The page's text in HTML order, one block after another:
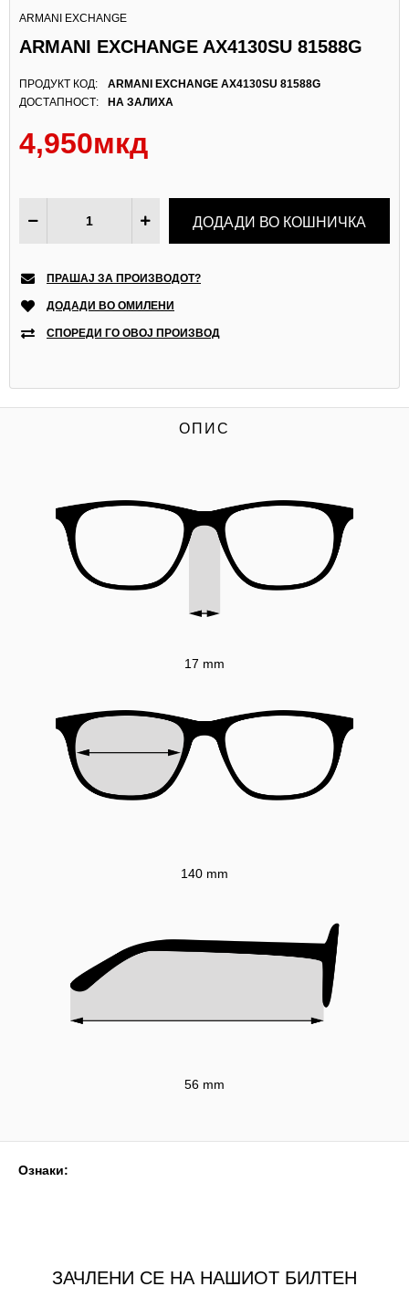
ARMANI EXCHANGE
ARMANI EXCHANGE AX4130SU 81588G
ПРОДУКТ КОД:
ДОСТАПНОСТ:
ARMANI EXCHANGE AX4130SU 81588G
НА ЗАЛИХА
4,950мкд
ПРАШАЈ ЗА ПРОИЗВОДОТ?
ДОДАДИ ВО ОМИЛЕНИ
СПОРЕДИ ГО ОВОЈ ПРОИЗВОД
ОПИС
17 mm
140 mm
56 mm
Ознаки:
ЗАЧЛЕНИ СЕ НА НАШИОТ БИЛТЕН